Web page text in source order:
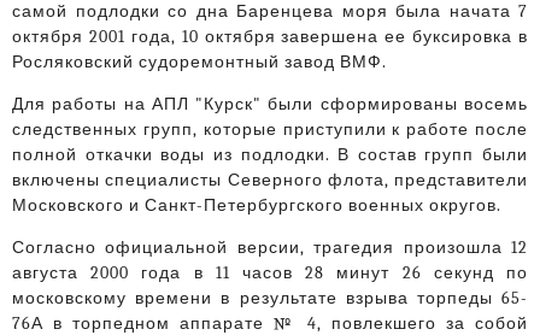
самой подлодки со дна Баренцева моря была начата 7
октября 2001 года, 10 октября завершена ее буксировка в
Росляковский судоремонтный завод ВМФ.
Для работы на АПЛ "Курск" были сформированы восемь
следственных групп, которые приступили к работе после
полной откачки воды из подлодки. В состав групп были
включены специалисты Северного флота, представители
Московского и Санкт-Петербургского военных округов.
Согласно официальной версии, трагедия произошла 12
августа 2000 года в 11 часов 28 минут 26 секунд по
московскому времени в результате взрыва торпеды 65-
76А в торпедном аппарате № 4, повлекшего за собой